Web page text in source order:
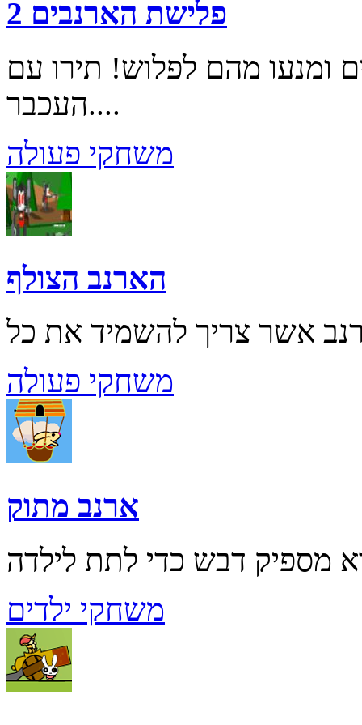
פלישת הארנבים 2
ומנעו מהם לפלוש! תירו עם
העכבר....
משחקי פעולה
הארנב הצולף
משחקי פעולה
ארנב מתוק
משחקי ילדים